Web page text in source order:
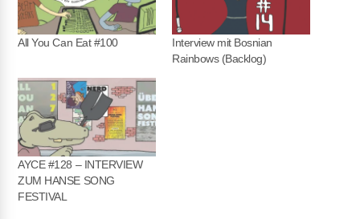
All You Can Eat #100
Interview mit Bosnian
Rainbows (Backlog)
AYCE #128 – INTERVIEW
ZUM HANSE SONG
FESTIVAL